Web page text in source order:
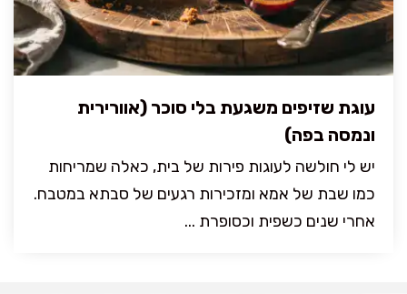
עוגת שזיפים משגעת בלי סוכר (אוורירית
ונמסה בפה)
יש לי חולשה לעוגות פירות של בית, כאלה שמריחות
כמו שבת של אמא ומזכירות רגעים של סבתא במטבח.
אחרי שנים כשפית וכסופרת ...